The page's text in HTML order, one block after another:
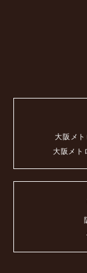
大阪メ
大阪メト